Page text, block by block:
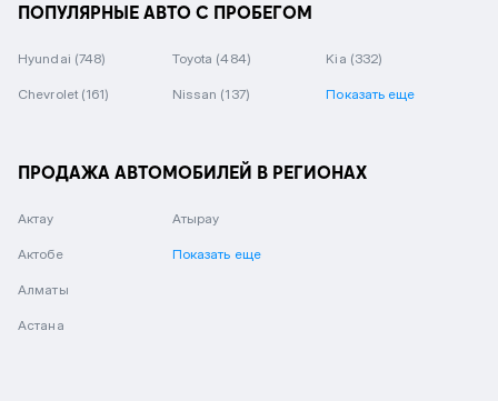
ПОПУЛЯРНЫЕ АВТО С ПРОБЕГОМ
Hyundai (748) Toyota (484) Kia (332)
Chevrolet (161) Nissan (137) Показать еще
ПРОДАЖА АВТОМОБИЛЕЙ В РЕГИОНАХ
Актау
Актобе
Алматы
Астана
Атырау
Показать еще